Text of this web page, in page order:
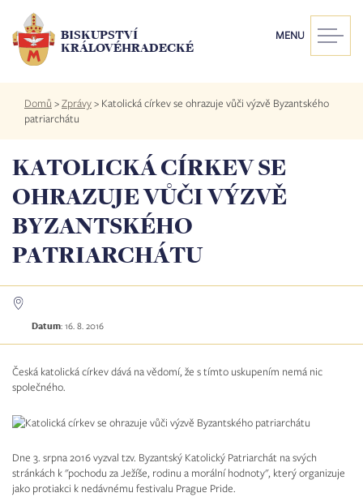
hlavnímu
obsahu
BISKUPSTVÍ
KRÁLOVÉHRADECKÉ
MENU
Drobečková
navigace
Domů >Zprávy> Katolická církev se ohrazuje vůči výzvě Byzantského
patriarchátu
KATOLICKÁ CÍRKEV SE
OHRAZUJE VŮČI VÝZVĚ
BYZANTSKÉHO
PATRIARCHÁTU
Datum: 16. 8. 2016
Česká katolická církev dává na vědomí, že s tímto uskupením nemá nic
společného.
Dne 3. srpna 2016 vyzval tzv. Byzantský Katolický Patriarchát na svých
stránkách k "pochodu za Ježíše, rodinu a morální hodnoty", který organizuje
jako protiakci k nedávnému festivalu Prague Pride.